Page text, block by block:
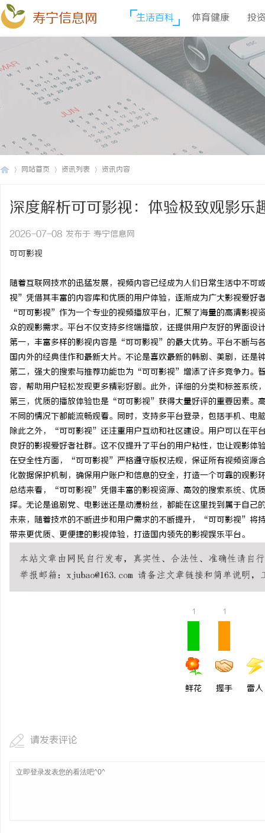
寿宁信息网 生活百科 体育健康 投
网站首页 资讯列表 资讯内容
深度解析可可影视：体验极致观影乐
2026-07-08 发布于 寿宁信息网
可可影视
随着互联网技术的迅猛发展，视频内容已经成为人们日常生活中不
视”凭借其丰富的内容库和优质的用户体验，逐渐成为广大影视爱好
“可可影视”作为一个专业的视频播放平台，汇聚了海量的高清影视
众的观影需求。平台不仅支持多终端播放，还提供用户友好的界面设
第一，丰富多样的影视内容是“可可影视”的最大优势。平台不断与
国内外的经典佳作和最新大片。不论是喜欢最新的韩剧、美剧，还
第二，强大的搜索与推荐功能也为“可可影视”增添了许多竞争力。
容，帮助用户轻松发现更多精彩好剧。此外，详细的分类和标签系统
第三，优质的播放体验也是“可可影视”获得大量好评的重要因素。
不同的情况下都能流畅观看。同时，支持多平台登录，包括手机、电
除此之外，“可可影视”还注重用户互动和社区建设。用户可以在平
良好的影视爱好者社群。这不仅提升了平台的用户粘性，也让观影体
在安全性方面，“可可影视”严格遵守版权法规，保证所有视频资源
化数据保护机制，确保用户账户和信息的安全，打造一个可靠的观影
总结来看，“可可影视”凭借丰富的影视资源、高效的搜索系统、优
择。无论是追剧党、电影迷还是动漫粉丝，都能在这里找到属于自己
未来，随着技术的不断进步和用户需求的不断提升，“可可影视”将
带来更优质、更便捷的影视体验，打造国内领先的影视娱乐平台。
1
鲜花
1
握手 雷人
请发表评论
武汉配眼镜 上海配眼镜